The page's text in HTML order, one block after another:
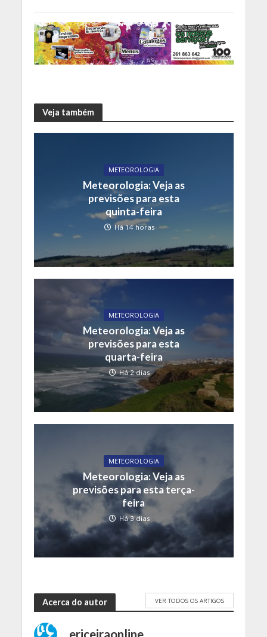
Veja também
METEOROLOGIA
Meteorologia: Veja as
previsões para esta
quinta-feira
Há 14 horas
METEOROLOGIA
Meteorologia: Veja as
previsões para esta
quarta-feira
Há 2 dias
METEOROLOGIA
Meteorologia: Veja as
previsões para esta terça-
feira
Há 3 dias
Acerca do autor VER TODOS OS ARTIGOS